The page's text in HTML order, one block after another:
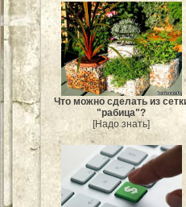
Что можно сделать из
"рабица"?
[Надо знать]